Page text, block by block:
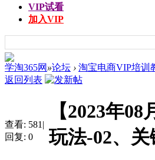
VIP试看
加入VIP
学淘365网 »论坛 › 淘宝电商VIP培训
返回列表
查看: 581 |
回复: 0
【2023年
玩法-02、